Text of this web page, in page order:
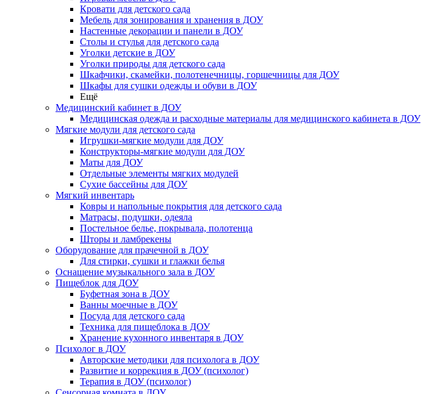
Кровати для детского сада
Мебель для зонирования и хранения в ДОУ
Настенные декорации и панели в ДОУ
Столы и стулья для детского сада
Уголки детские в ДОУ
Уголки природы для детского сада
Шкафчики, скамейки, полотенечницы, горшечницы для ДОУ
Шкафы для сушки одежды и обуви в ДОУ
Ещё
Медицинский кабинет в ДОУ
Медицинская одежда и расходные материалы для медицинского кабинета в ДОУ
Мягкие модули для детского сада
Игрушки-мягкие модули для ДОУ
Конструкторы-мягкие модули для ДОУ
Маты для ДОУ
Отдельные элементы мягких модулей
Сухие бассейны для ДОУ
Мягкий инвентарь
Ковры и напольные покрытия для детского сада
Матрасы, подушки, одеяла
Постельное белье, покрывала, полотенца
Шторы и ламбрекены
Оборудование для прачечной в ДОУ
Для стирки, сушки и глажки белья
Оснащение музыкального зала в ДОУ
Пищеблок для ДОУ
Буфетная зона в ДОУ
Ванны моечные в ДОУ
Посуда для детского сада
Техника для пищеблока в ДОУ
Хранение кухонного инвентаря в ДОУ
Психолог в ДОУ
Авторские методики для психолога в ДОУ
Развитие и коррекция в ДОУ (психолог)
Терапия в ДОУ (психолог)